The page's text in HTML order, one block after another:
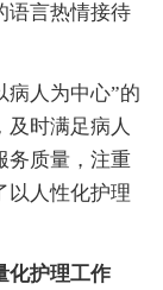
语言热情接待
病人为中心”的
及时满足病人
务质量，注重
以人性化护理
化护理工作